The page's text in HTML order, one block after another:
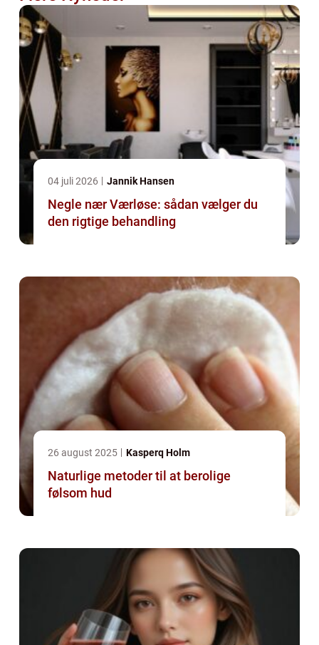
04 juli 2026 Jannik Hansen
Negle nær Værløse: sådan vælger du
den rigtige behandling
26 august 2025 Kasperq Holm
Naturlige metoder til at berolige
følsom hud